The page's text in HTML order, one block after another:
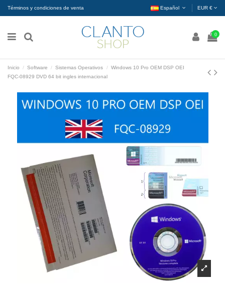
Términos y condiciones de venta Español EUR €
0
Inicio Software Sistemas Operativos
Windows 10 Pro OEM DSP OEI
FQC-08929 DVD 64 bit ingles internacional